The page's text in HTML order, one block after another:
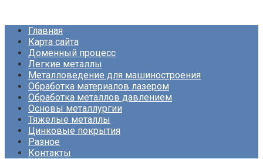
контентуГлавная
Карта сайта
Доменный процесс
Легкие металлы
Металловедение для машиностроения
Обработка материалов лазером
Обработка металлов давлением
Основы металлургии
Тяжелые металлы
Цинковые покрытия
Разное
Контакты